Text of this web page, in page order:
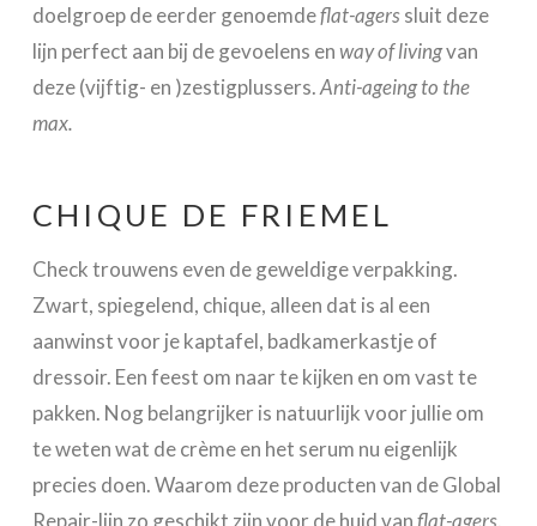
doelgroep de eerder genoemdeflat-agerssluit deze
lijn perfect aan bij de gevoelens enway of livingvan
deze (vijftig- en )zestigplussers.Anti-ageing to the
max.
CHIQUE DE FRIEMEL
Check trouwens even de geweldige verpakking.
Zwart, spiegelend, chique, alleen dat is al een
aanwinst voor je kaptafel, badkamerkastje of
dressoir. Een feest om naar te kijken en om vast te
pakken. Nog belangrijker is natuurlijk voor jullie om
te weten wat de crème en het serum nu eigenlijk
precies doen. Waarom deze producten van de Global
Repair-lijn zo geschikt zijn voor de huid vanflat-agers.